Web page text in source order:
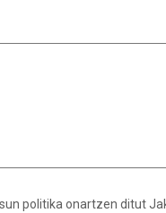
politika onartzen ditut